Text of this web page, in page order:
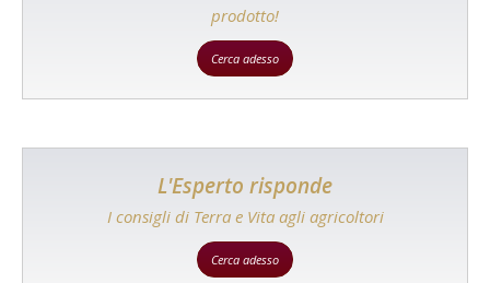
prodotto!
Cerca adesso
L'Esperto risponde
I consigli di Terra e Vita agli agricoltori
Cerca adesso